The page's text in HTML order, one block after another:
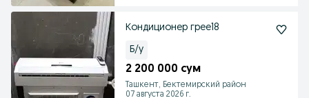
Кондиционер грее18
Б/у
2 200 000 сум
Ташкент, Бектемирский район
07 августа 2026 г.